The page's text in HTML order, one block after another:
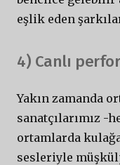
eşlik eden
4) Canlı
Yakın zamanda
sanatçılarımız -
ortamlarda
sesleriyle